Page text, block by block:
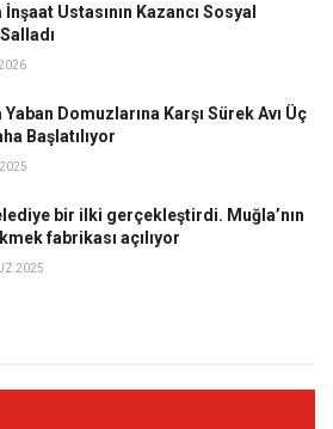
İnşaat Ustasının Kazancı Sosyal
Yaban Domuzlarına Karşı Sürek Avı Üç
Başlatılıyor
bir ilki gerçekleştirdi. Muğla’nın
fabrikası açılıyor
2025